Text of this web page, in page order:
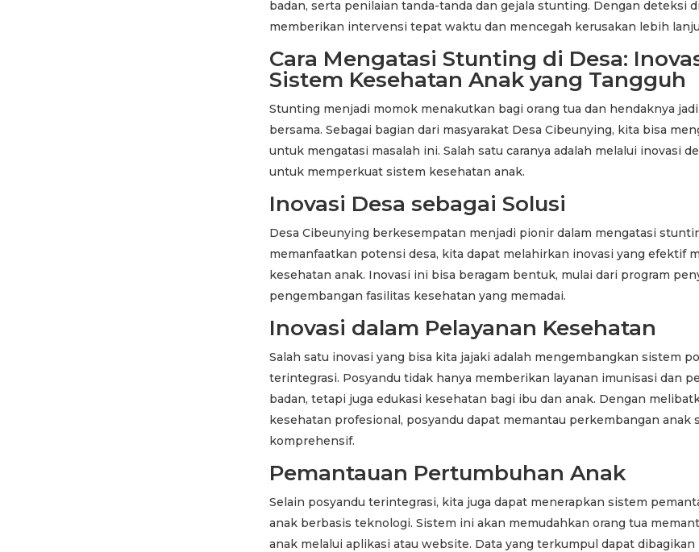
badan, serta penilaian tanda-tanda dan gejala stunting. Dengan deteksi
memberikan intervensi tepat waktu dan mencegah kerusakan lebih
Cara Mengatasi Stunting di Desa:
Sistem Kesehatan Anak yang Tangguh
Stunting menjadi momok menakutkan bagi orang tua dan hendaknya
bersama. Sebagai bagian dari masyarakat Desa Cibeunying, kita bisa
untuk mengatasi masalah ini. Salah satu caranya adalah melalui inovasi
untuk memperkuat sistem kesehatan anak.
Inovasi Desa sebagai Solusi
Desa Cibeunying berkesempatan menjadi pionir dalam mengatasi
memanfaatkan potensi desa, kita dapat melahirkan inovasi yang efektif
kesehatan anak. Inovasi ini bisa beragam bentuk, mulai dari program
pengembangan fasilitas kesehatan yang memadai.
Inovasi dalam Pelayanan Kesehatan
Salah satu inovasi yang bisa kita jajaki adalah mengembangkan sistem
terintegrasi. Posyandu tidak hanya memberikan layanan imunisasi dan
badan, tetapi juga edukasi kesehatan bagi ibu dan anak. Dengan
kesehatan profesional, posyandu dapat memantau perkembangan anak
komprehensif.
Pemantauan Pertumbuhan Anak
Selain posyandu terintegrasi, kita juga dapat menerapkan sistem
anak berbasis teknologi. Sistem ini akan memudahkan orang tua
anak melalui aplikasi atau website. Data yang terkumpul dapat dibagikan